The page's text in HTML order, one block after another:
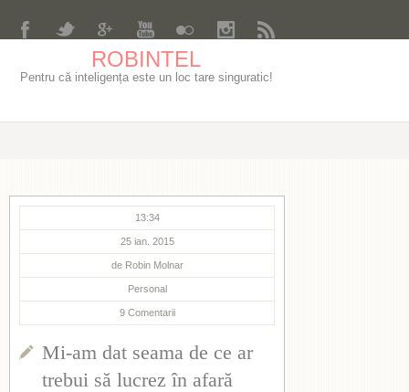
ROBINTEL
Pentru că inteligența este un loc tare singuratic!
13:34
25 ian. 2015
de Robin Molnar
Personal
9 Comentarii
Mi-am dat seama de ce ar
trebui să lucrez în afară